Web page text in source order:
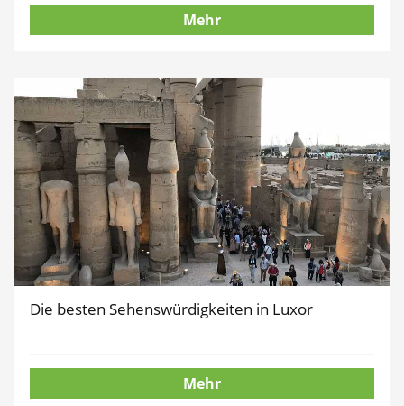
Mehr
Die besten Sehenswürdigkeiten in Luxor
Mehr